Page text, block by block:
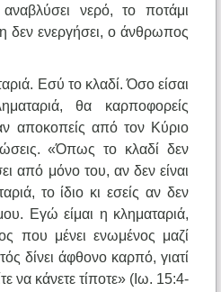
νερό, το ποτάμι
δεν ενεργήσει, ο άνθρωπος
Εσύ το κλαδί. Όσο είσαι
θα καρποφορείς
αποκοπείς από τον Κύριο
«Όπως το κλαδί δεν
από μόνο του, αν δεν είναι
το ίδιο κι εσείς αν δεν
Εγώ είμαι η κληματαριά,
που μένει ενωμένος μαζί
δίνει άφθονο καρπό, γιατί
να κάνετε τίποτε» (Ιω. 15:4-